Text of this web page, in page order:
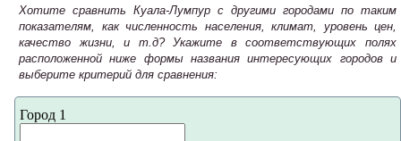
Хотите сравнить Куала-Лумпур с другими городами по таким
показателям, как численность населения, климат, уровень цен,
качество жизни, и т.д? Укажите в соответствующих полях
расположенной ниже формы названия интересующих городов и
выберите критерий для сравнения:
Город 1